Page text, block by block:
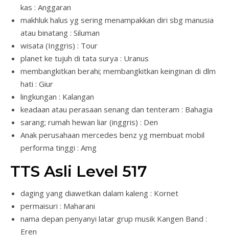
kas : Anggaran
makhluk halus yg sering menampakkan diri sbg manusia
atau binatang : Siluman
wisata (Inggris) : Tour
planet ke tujuh di tata surya : Uranus
membangkitkan berahi; membangkitkan keinginan di dlm
hati : Giur
lingkungan : Kalangan
keadaan atau perasaan senang dan tenteram : Bahagia
sarang; rumah hewan liar (inggris) : Den
Anak perusahaan mercedes benz yg membuat mobil
performa tinggi : Amg
TTS Asli Level 517
daging yang diawetkan dalam kaleng : Kornet
permaisuri : Maharani
nama depan penyanyi latar grup musik Kangen Band :
Eren